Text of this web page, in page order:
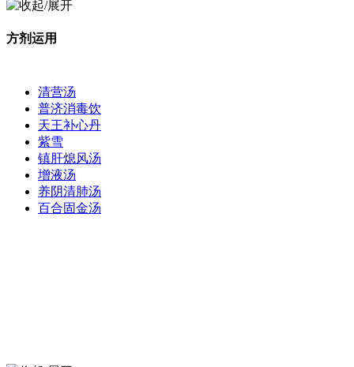
方剂运用
清营汤
普济消毒饮
天王补心丹
紫雪
镇肝熄风汤
增液汤
养阴清肺汤
百合固金汤